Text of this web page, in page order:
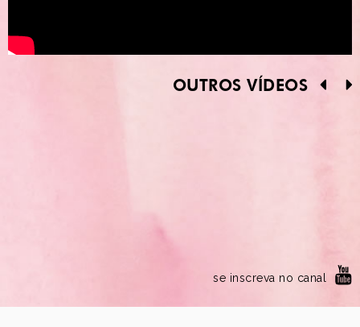
OUTROS VÍDEOS
se inscreva no canal